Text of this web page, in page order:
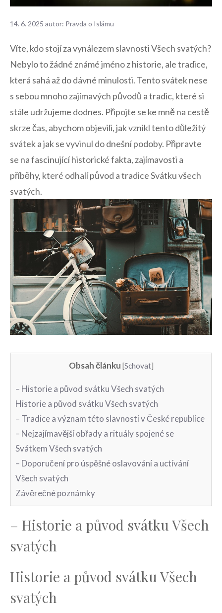
14. 6. 2025 autor: Pravda o Islámu
Víte, kdo ⁤stojí za‌ vynálezem slavnosti Všech ⁣svatých?​
Nebylo to‍ žádné ‍známé ​jméno z historie, ale tradice,
která sahá až do⁤ dávné minulosti.‌ Tento svátek​ nese
s sebou mnoho ⁢zajímavých původů a tradic, ​které si
stále udržujeme dodnes. Připojte ‍se ke​ mně na cestě
skrze čas, abychom objevili, jak vznikl​ tento důležitý
‍svátek a jak se vyvinul‌ do ​dnešní podoby.‍ Připravte
se na fascinující historické fakta, zajímavosti‌ a
příběhy, které​ odhalí původ ⁢a tradice Svátku všech
svatých.
Obsah článku [Schovat]
– Historie a původ ⁣svátku Všech svatých
Historie‍ a původ svátku Všech ​svatých
– Tradice a‍ význam této slavnosti v České republice
– Nejzajímavější obřady a rituály spojené se
Svátkem Všech svatých
– Doporučení pro úspěšné ‌oslavování a‌ uctívání
Všech svatých
Závěrečné ‍poznámky
– Historie a původ ⁣svátku Všech
svatých
Historie‍ a původ svátku Všech ​
svatých